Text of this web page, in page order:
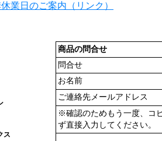
業日のご案内（リンク）
ス
商品の問合せ
問合せ
お名前
ご連絡先メールアドレス
※確認のためもう一度、コ
ず直接入力してください。